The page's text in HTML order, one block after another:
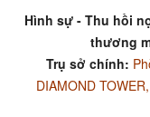
Hình sự - Thu hồi
thương
Trụ sở chính:
DIAMOND